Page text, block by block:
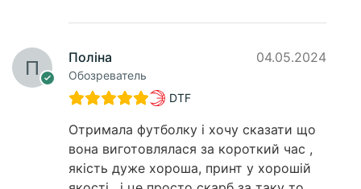
Поліна
Обозреватель
04.05.2024
DTF
Отримала футболку і хочу сказати що
вона виготовлялася за короткий час ,
якість дуже хороша, принт у хорошій